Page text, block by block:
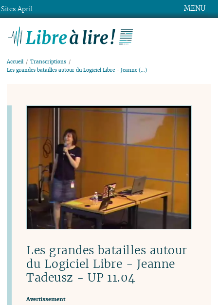
MENU
Accueil
Transcriptions
Les grandes batailles autour du Logiciel Libre - Jeanne (…)
Les grandes batailles autour
du Logiciel Libre - Jeanne
Tadeusz - UP 11.04
Avertissement
Sites April ...